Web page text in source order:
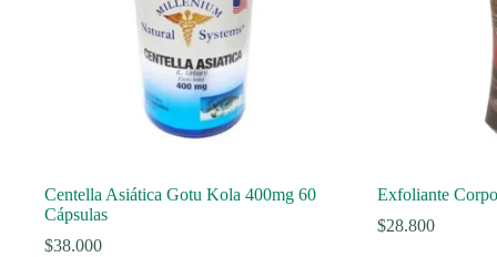
Centella Asiática Gotu Kola 400mg 60
Cápsulas
$38.000
Exfoliante
$28.800